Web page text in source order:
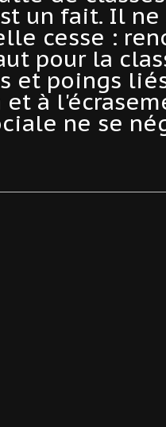
un fait. Il
cesse :
pour la
et poings
à
ne se